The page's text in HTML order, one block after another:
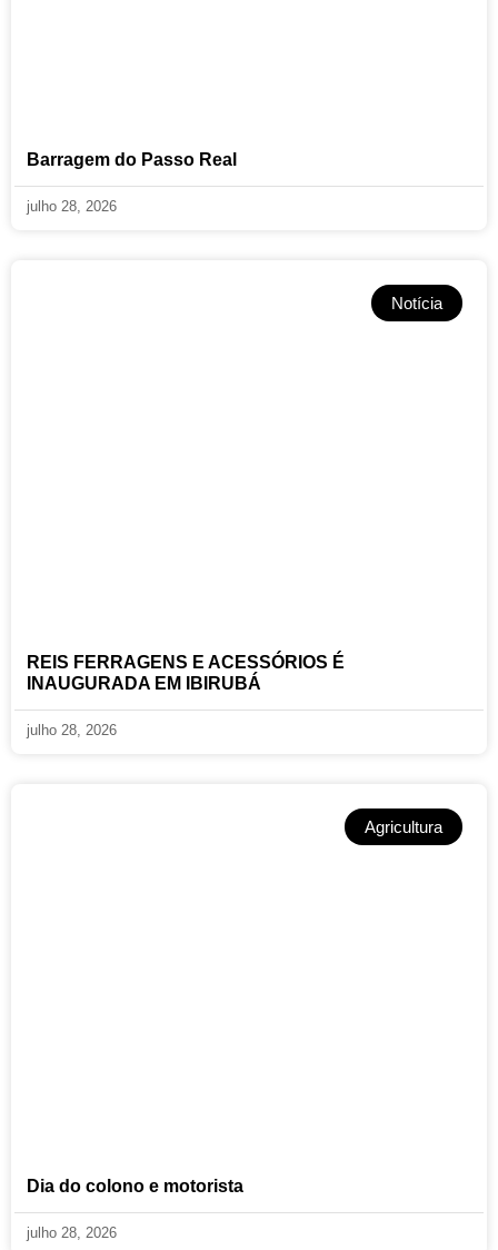
Barragem do Passo Real
julho 28, 2026
Notícia
REIS FERRAGENS E ACESSÓRIOS É
INAUGURADA EM IBIRUBÁ
julho 28, 2026
Agricultura
Dia do colono e motorista
julho 28, 2026